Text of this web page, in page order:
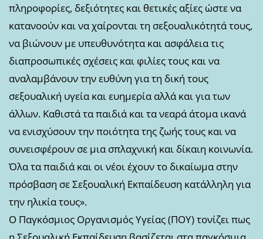
πληροφορίες, δεξιότητες και θετικές αξίες ώστε να
κατανοούν και να χαίρονται τη σεξουαλικότητά τους,
να βιώνουν με υπευθυνότητα και ασφάλεια τις
διαπροσωπικές σχέσεις και φιλίες τους και να
αναλαμβάνουν την ευθύνη για τη δική τους
σεξουαλική υγεία και ευημερία αλλά και για των
άλλων. Καθιστά τα παιδιά και τα νεαρά άτομα ικανά
να ενισχύσουν την ποιότητα της ζωής τους και να
συνεισφέρουν σε μια σπλαχνική και δίκαιη κοινωνία.
Όλα τα παιδιά και οι νέοι έχουν το δικαίωμα στην
πρόσβαση σε Σεξουαλική Εκπαίδευση κατάλληλη για
την ηλικία τους».
Ο Παγκόσμιος Οργανισμός Υγείας (ΠΟΥ) τονίζει πως